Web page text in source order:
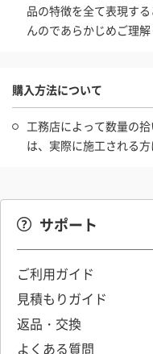
品の特徴を全て表現す
んのであらかじめご理解
購入方法について
工務店によって数量の
は、実際に施工される方
サポート
ご利用ガイド
見積もりガイド
返品・交換
よくある質問